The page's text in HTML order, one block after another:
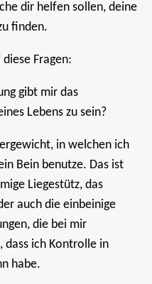
dir helfen sollen, deine
finden.
Fragen:
gibt mir das
Lebens zu sein?
in welchen ich
Bein benutze. Das ist
Liegestütz, das
auch die einbeinige
die bei mir
dass ich Kontrolle in
habe.